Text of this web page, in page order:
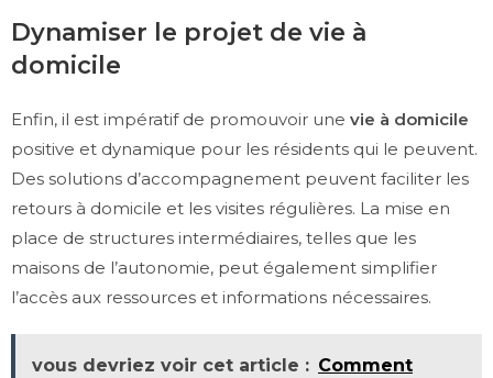
Dynamiser le projet de vie à
domicile
Enfin, il est impératif de promouvoir une vie à domicile
positive et dynamique pour les résidents qui le peuvent.
Des solutions d’accompagnement peuvent faciliter les
retours à domicile et les visites régulières. La mise en
place de structures intermédiaires, telles que les
maisons de l’autonomie, peut également simplifier
l’accès aux ressources et informations nécessaires.
vous devriez voir cet article : Comment